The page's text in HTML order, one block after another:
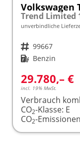
Volkswagen
unverbindliche
Fahrzeugnr. 99667
Kraftstoff Benzin
29.780,– €
incl. 19% MwSt.
Verbrauch
CO2-Klasse: E
CO2-